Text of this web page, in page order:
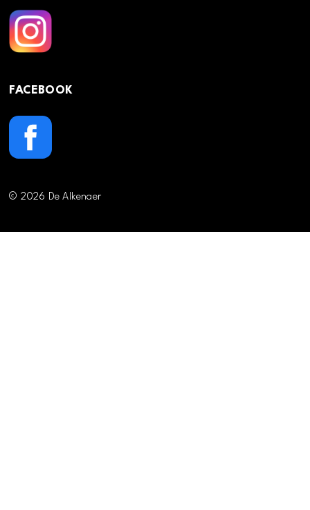
FACEBOOK
© 2026 De Alkenaer